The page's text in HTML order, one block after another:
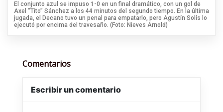
El conjunto azul se impuso 1-0 en un final dramático, con un gol de
Axel “Tito” Sánchez a los 44 minutos del segundo tiempo. En la última
jugada, el Decano tuvo un penal para empatarlo, pero Agustín Solís lo
ejecutó por encima del travesaño. (Foto: Nieves Arnold)
Comentarios
Escribir un comentario